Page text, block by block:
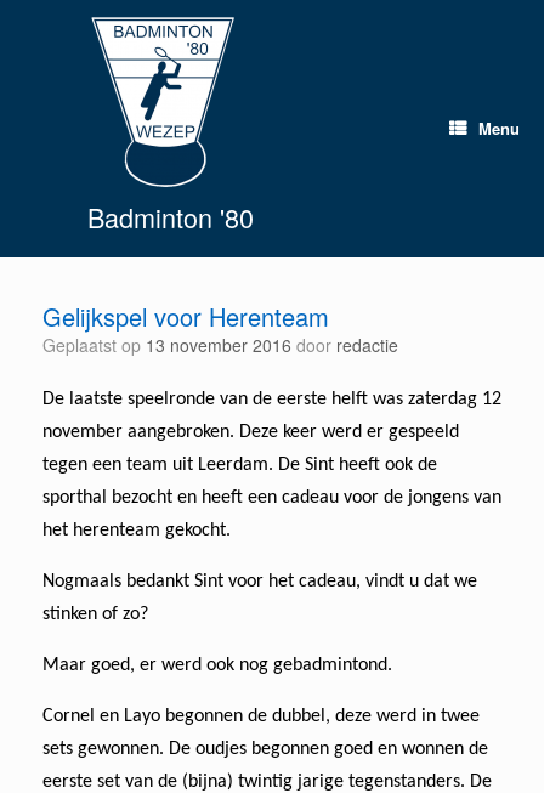
Badminton '80
Menu
Gelijkspel voor Herenteam
Geplaatst op 13 november 2016 door redactie
De laatste speelronde van de eerste helft was zaterdag 12
november aangebroken. Deze keer werd er gespeeld
tegen een team uit Leerdam. De Sint heeft ook de
sporthal bezocht en heeft een cadeau voor de jongens van
het herenteam gekocht.
Nogmaals bedankt Sint voor het cadeau, vindt u dat we
stinken of zo?
Maar goed, er werd ook nog gebadmintond.
Cornel en Layo begonnen de dubbel, deze werd in twee
sets gewonnen. De oudjes begonnen goed en wonnen de
eerste set van de (bijna) twintig jarige tegenstanders. De